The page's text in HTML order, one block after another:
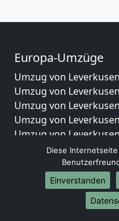
Europa-Umzüge
Umzug von
Umzug von
Umzug von
Umzug von
Umzug von
Umzug von
Umzug von
und Herzegowina
Umzug von
Umzug von
Diese
Einverstanden